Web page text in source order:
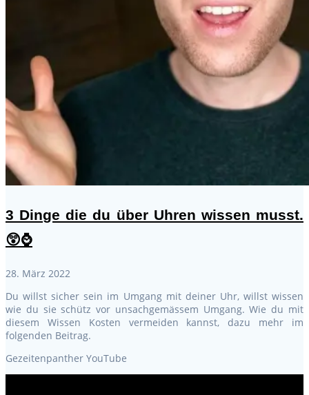
3 Dinge die du über Uhren wissen musst.
😲⌚
28. März 2022
Du willst sicher sein im Umgang mit deiner Uhr, willst wissen
wie du sie schütz vor unsachgemässem Umgang. Wie du mit
diesem Wissen Kosten vermeiden kannst, dazu mehr im
folgenden Beitrag.
Gezeitenpanther YouTube